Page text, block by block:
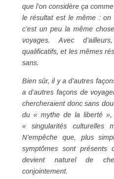
que l’on considère ça
le résultat est le même :
c’est un peu la même
voyages. Avec
qualificatifs, et les mêmes
sans.
Bien sûr, il y a d’autres
a d’autres façons de
chercheraient donc sans
du « mythe de la liberté
« singularités culturelles
N’empêche que, plus
symptômes sont
devient naturel de
conjointement.